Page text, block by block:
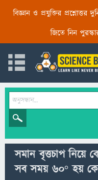
বিজ্ঞান ও প্রযুক্তির প্রশ্নোত্তর
জিতে নিন
সমান বৃত্তচাপ
সব সময় ৬০° হয়